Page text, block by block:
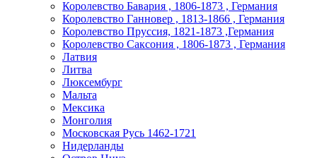
Королевство Бавария , 1806-1873 , Германия
Королевство Ганновер , 1813-1866 , Германия
Королевство Пруссия, 1821-1873 ,Германия
Королевство Саксония , 1806-1873 , Германия
Латвия
Литва
Люксембург
Мальта
Мексика
Монголия
Московская Русь 1462-1721
Нидерланды